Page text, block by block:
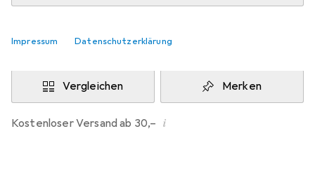
Impressum Datenschutzerklärung
Ganz Einfach GmbHDE
In den Warenkorb
Vergleichen Merken
Kostenloser Versand ab 30,– i